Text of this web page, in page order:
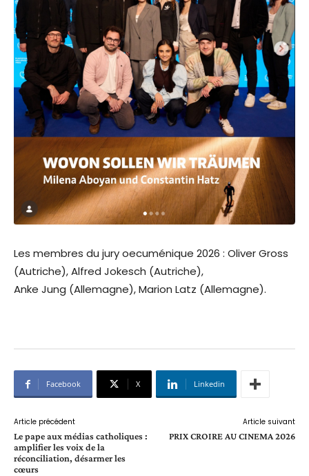
Les membres du jury oecuménique 2026 : Oliver Gross
(Autriche), Alfred Jokesch (Autriche),
Anke Jung (Allemagne), Marion Latz (Allemagne).
Facebook X Linkedin
Article précédent
Le pape aux médias catholiques :
amplifier les voix de la
réconciliation, désarmer les
cœurs
Article suivant
PRIX CROIRE AU CINEMA 2026